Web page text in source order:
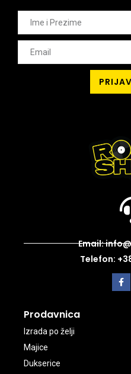
Email:
Telefon:
Prodavnica
Izrada po želji
Majice
Dukserice